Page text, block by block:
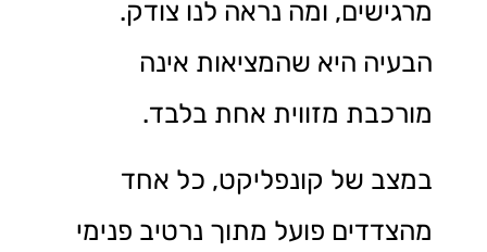
מרגישים, ומה נראה לנו צודק.
הבעיה היא שהמציאות אינה
מורכבת מזווית אחת בלבד.
במצב של קונפליקט, כל אחד
מהצדדים פועל מתוך נרטיב פנימי